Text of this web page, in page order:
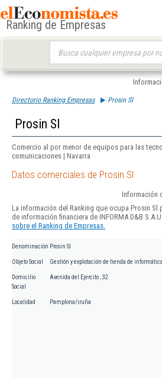
Ranking de Empresas
Directorio Ranking Empresas Prosin Sl
Prosin Sl
Comercio al por menor de equipos para las
comunicaciones | Navarra
Datos comerciales de Prosin Sl
Información
La información del Ranking que ocupa Prosin Sl
de información financiera de INFORMA D&B
sobre el Ranking de Empresas.
Denominación Prosin Sl
Objeto Social Gestión y explotación de tienda de
Domicilio
Social
Avenida del Ejercito , 32
Localidad Pamplona/iruña